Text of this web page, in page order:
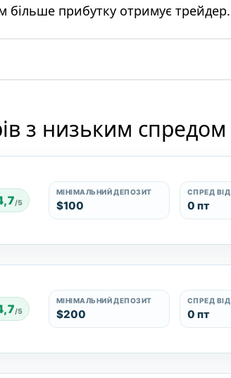
прибутку отримує трейдер.
з низьким спредом
/5
МІНІМАЛЬНИЙ ДЕПОЗИТ
$100
СПРЕД ВІД
0 пт
/5
МІНІМАЛЬНИЙ ДЕПОЗИТ
$200
СПРЕД ВІД
0 пт